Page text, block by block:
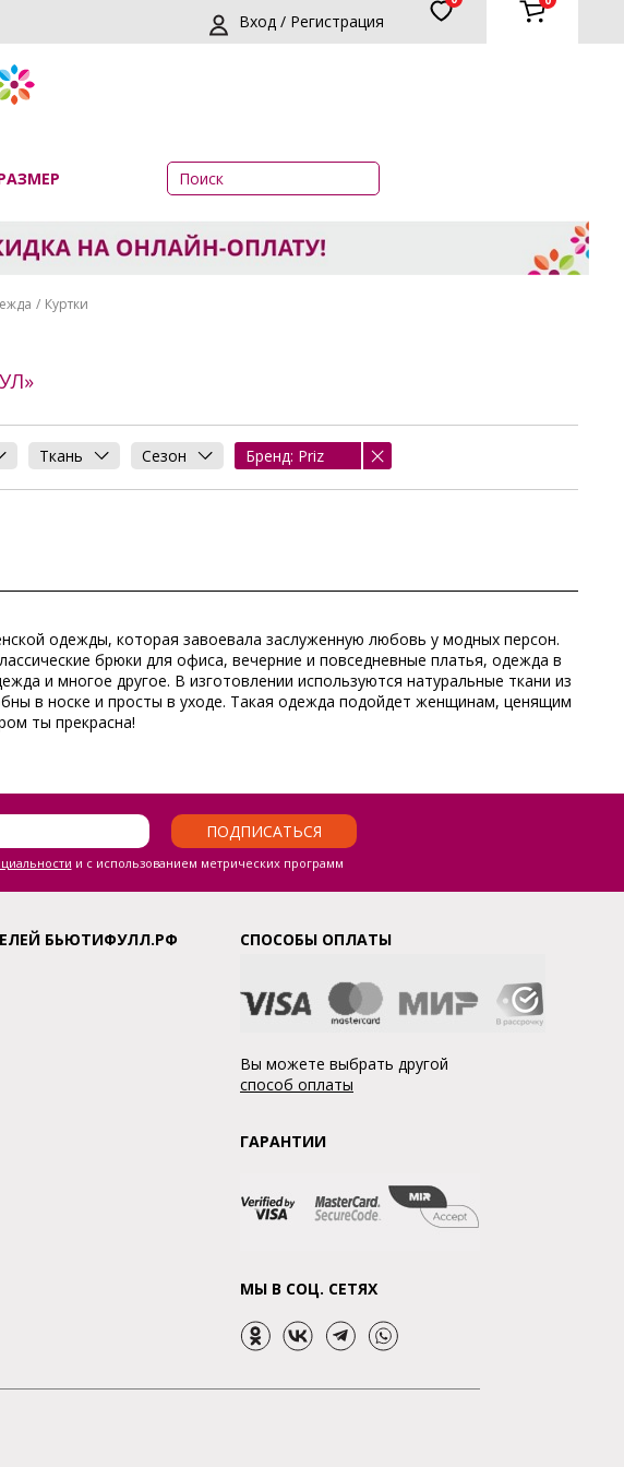
Вход / Регистрация
Куртки
Ткань Сезон Бренд: Priz
одежды, которая завоевала заслуженную любовь у модных персон.
брюки для офиса, вечерние и повседневные платья, одежда в
и многое другое. В изготовлении используются натуральные ткани из
в носке и просты в уходе. Такая одежда подойдет женщинам, ценящим
ты прекрасна!
ПОДПИСАТЬСЯ
и с использованием метрических программ
БЬЮТИФУЛЛ.РФ СПОСОБЫ ОПЛАТЫ
Вы можете выбрать другой
способ оплаты
ГАРАНТИИ
МЫ В СОЦ. СЕТЯХ